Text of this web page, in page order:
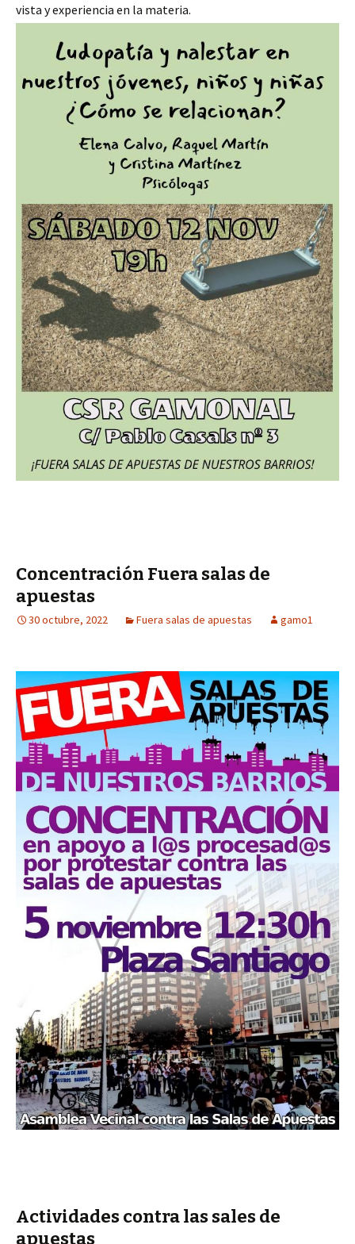
vista y experiencia en la materia.
Concentración Fuera salas de
apuestas
30 octubre, 2022 Fuera salas de apuestas gamo1
Actividades contra las sales de
apuestas